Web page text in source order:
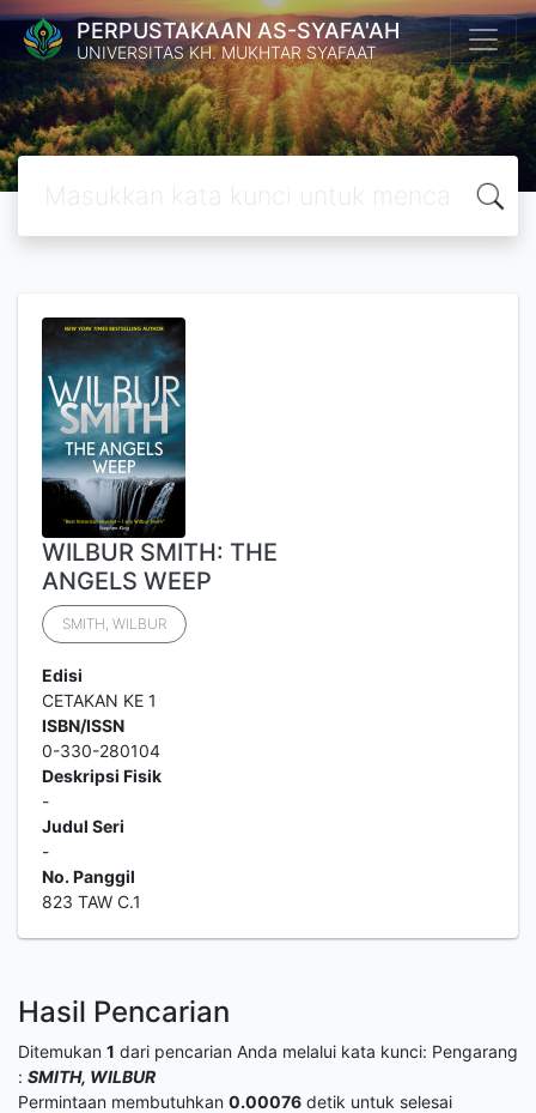
PERPUSTAKAAN AS-SYAFA'AH
UNIVERSITAS KH. MUKHTAR SYAFAAT
WILBUR SMITH: THE
ANGELS WEEP
SMITH, WILBUR
Edisi
CETAKAN KE 1
ISBN/ISSN
0-330-280104
Deskripsi Fisik
-
Judul Seri
-
No. Panggil
823 TAW C.1
Hasil Pencarian
Ditemukan 1 dari pencarian Anda melalui kata kunci: Pengarang
: SMITH, WILBUR
Permintaan membutuhkan 0.00076 detik untuk selesai